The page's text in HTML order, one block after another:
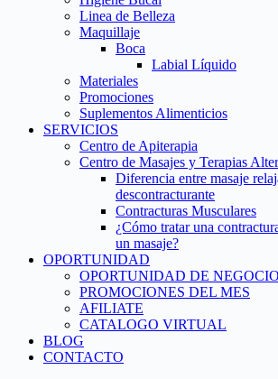
Linea de Belleza
Maquillaje
Boca
Labial Líquido
Materiales
Promociones
Suplementos Alimenticios
SERVICIOS
Centro de Apiterapia
Centro de Masajes y Terapias
Diferencia entre masaje
descontracturante
Contracturas Musculares
¿Cómo tratar una
un masaje?
OPORTUNIDAD
OPORTUNIDAD DE NEGOCIO
PROMOCIONES DEL MES
AFILIATE
CATALOGO VIRTUAL
BLOG
CONTACTO